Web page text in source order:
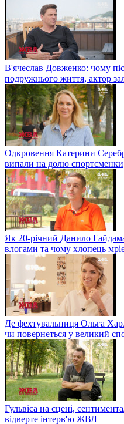
В'ячеслав Довженко: чому
подружнього життя, актор
Одкровення Катерини
випали на долю спортсменки
Як 20-річний Данило
влогами та чому хлопець
Де фехтувальниця Ольга
чи повернеться у великий
Гульвіса на сцені,
відверте інтерв'ю ЖВЛ